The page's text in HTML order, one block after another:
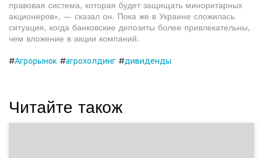
правовая система, которая будет защищать миноритарных
акционеров», — сказал он. Пока же в Украине сложилась
ситуация, когда банковские депозиты более привлекательны,
чем вложение в акции компаний.
#Агрорынок #агрохолдинг #дивиденды
Читайте також